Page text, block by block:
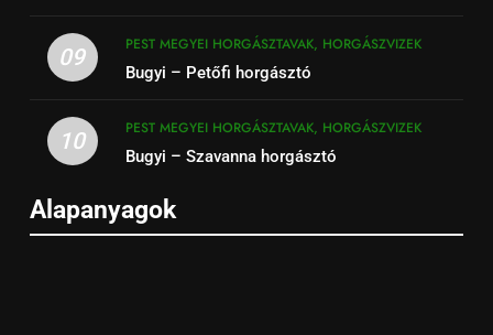
09
PEST MEGYEI HORGÁSZTAVAK, HORGÁSZVIZEK
Bugyi – Petőfi horgásztó
10
PEST MEGYEI HORGÁSZTAVAK, HORGÁSZVIZEK
Bugyi – Szavanna horgásztó
Alapanyagok